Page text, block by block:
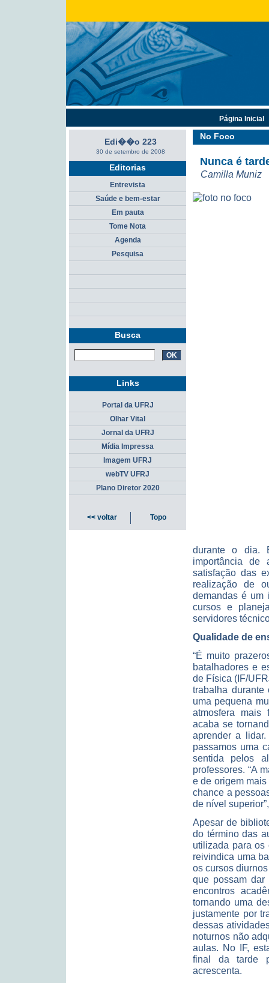
No Foco
Nunca é
Camilla Muniz
durante o dia.
importância de
satisfação das
realização de
demandas é um
cursos e
servidores
Qualidade de
“É muito
batalhadores e
de Física (IF/
trabalha
uma pequena
atmosfera mais
acaba se
aprender a
passamos uma
sentida pelos
professores. “A
e de origem
chance a
de nível
Apesar de
do término das
utilizada para os
reivindica uma
os cursos
que possam dar
encontros
tornando uma
justamente por
dessas
noturnos não
aulas. No IF,
final da tarde
acrescenta.
Edi��o 223
30 de setembro de 2008
Editorias
Entrevista
Saúde e bem-estar
Em pauta
Tome Nota
Agenda
Pesquisa
Busca
Página Inicial
Links
Portal da UFRJ
Olhar Vital
Jornal da UFRJ
Mídia Impressa
Imagem UFRJ
webTV UFRJ
Plano Diretor 2020
<< voltar Topo